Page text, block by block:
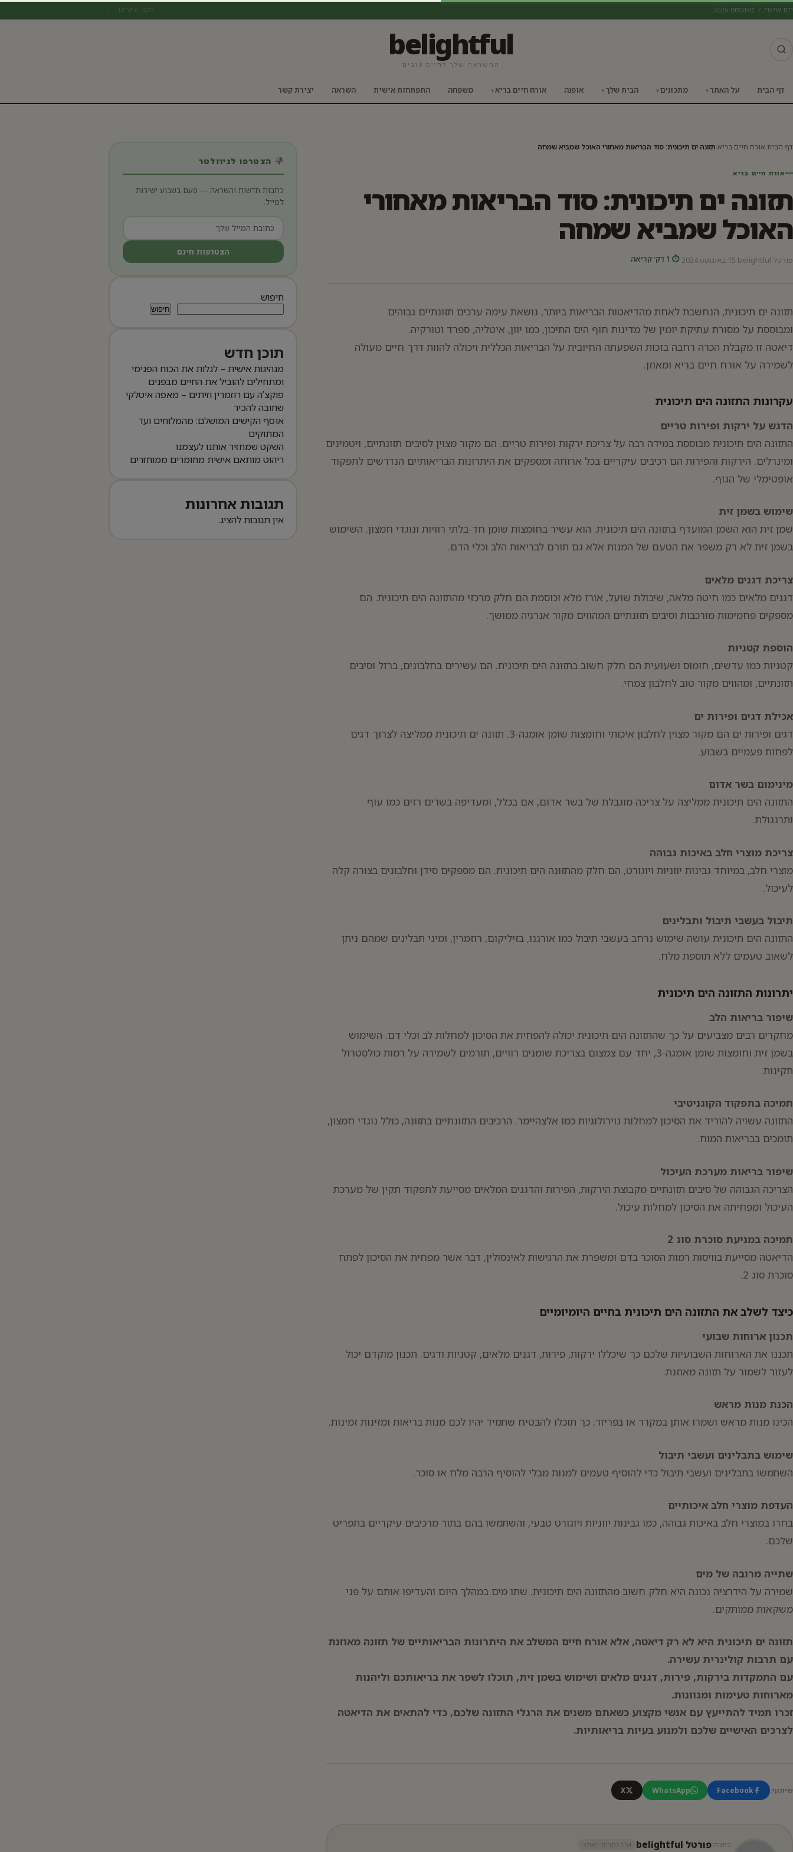
יום שישי, 7 באוגוסט 2026 עקבו אחרינו
belightful
ההשראה שלך לחיים טובים
דף הבית על האתר מתכונים הבית שלך אופנה אורח חיים בריא משפחה התפתחות אישית השראה יצירת קשר אורח חיים בריא
דף הבית אורח חיים בריא תזונה ים תיכונית: סוד הבריאות מאחורי האוכל שמביא שמחה
אורח חיים בריא
תזונה ים תיכונית: סוד הבריאות מאחורי
האוכל שמביא שמחה
פורטל belightful 15 באוגוסט 2024 ⏱ 1 דק׳ קריאה
תזונה ים תיכונית, הנחשבת לאחת מהדיאטות הבריאות ביותר, נושאת עימה ערכים תזונתיים גבוהים
ומבוססת על מסורת עתיקת יומין של מדינות חוף הים התיכון, כמו יוון, איטליה, ספרד וטורקיה.
דיאטה זו מקבלת הכרה רחבה בזכות השפעתה החיובית על הבריאות הכללית ויכולה להוות דרך חיים מעולה
לשמירה על אורח חיים בריא ומאוזן.
עקרונות התזונה הים תיכונית
הדגש על ירקות ופירות טריים
התזונה הים תיכונית מבוססת במידה רבה על צריכת ירקות ופירות טריים. הם מקור מצוין לסיבים תזונתיים, ויטמינים
ומינרלים. הירקות והפירות הם רכיבים עיקריים בכל ארוחה ומספקים את היתרונות הבריאותיים הנדרשים לתפקוד
אופטימלי של הגוף.
שימוש בשמן זית
שמן זית הוא השמן המועדף בתזונה הים תיכונית. הוא עשיר בחומצות שומן חד-בלתי רוויות ונוגדי חמצון. השימוש
בשמן זית לא רק משפר את הטעם של המנות אלא גם תורם לבריאות הלב וכלי הדם.
צריכת דגנים מלאים
דגנים מלאים כמו חיטה מלאה, שיבולת שועל, אורז מלא וכוסמת הם חלק מרכזי מהתזונה הים תיכונית. הם
מספקים פחמימות מורכבות וסיבים תזונתיים המהווים מקור אנרגיה ממושך.
הוספת קטניות
קטניות כמו עדשים, חומוס ושעועית הם חלק חשוב בתזונה הים תיכונית. הם עשירים בחלבונים, ברזל וסיבים
תזונתיים, ומהווים מקור טוב לחלבון צמחי.
אכילת דגים ופירות ים
דגים ופירות ים הם מקור מצוין לחלבון איכותי וחומצות שומן אומגה-3. תזונה ים תיכונית ממליצה לצרוך דגים
לפחות פעמיים בשבוע.
מינימום בשר אדום
התזונה הים תיכונית ממליצה על צריכה מוגבלת של בשר אדום, אם בכלל, ומעדיפה בשרים רזים כמו עוף
ותרנגולת.
צריכת מוצרי חלב באיכות גבוהה
מוצרי חלב, במיוחד גבינות יווניות ויוגורט, הם חלק מהתזונה הים תיכונית. הם מספקים סידן וחלבונים בצורה קלה
לעיכול.
תיבול בעשבי תיבול ותבלינים
התזונה הים תיכונית עושה שימוש נרחב בעשבי תיבול כמו אורגנו, בזיליקום, רוזמרין, ומיני תבלינים שמהם ניתן
לשאוב טעמים ללא תוספת מלח.
יתרונות התזונה הים תיכונית
שיפור בריאות הלב
מחקרים רבים מצביעים על כך שהתזונה הים תיכונית יכולה להפחית את הסיכון למחלות לב וכלי דם. השימוש
בשמן זית וחומצות שומן אומגה-3, יחד עם צמצום בצריכת שומנים רוויים, תורמים לשמירה על רמות כולסטרול
תקינות.
תמיכה בתפקוד הקוגניטיבי
התזונה עשויה להוריד את הסיכון למחלות נוירולוגיות כמו אלצהיימר. הרכיבים התזונתיים בתזונה, כולל נוגדי חמצון,
תומכים בבריאות המוח.
שיפור בריאות מערכת העיכול
הצריכה הגבוהה של סיבים תזונתיים מקבוצת הירקות, הפירות והדגנים המלאים מסייעת לתפקוד תקין של מערכת
העיכול ומפחיתה את הסיכון למחלות עיכול.
תמיכה במניעת סוכרת סוג 2
הדיאטה מסייעת בוויסות רמות הסוכר בדם ומשפרת את הרגישות לאינסולין, דבר אשר מפחית את הסיכון לפתח
סוכרת סוג 2.
כיצד לשלב את התזונה הים תיכונית בחיים היומיומיים
תכנון ארוחות שבועי
תכננו את הארוחות השבועיות שלכם כך שיכללו ירקות, פירות, דגנים מלאים, קטניות ודגים. תכנון מוקדם יכול
לעזור לשמור על תזונה מאוזנת.
הכנת מנות מראש
הכינו מנות מראש ושמרו אותן במקרר או בפריזר. כך תוכלו להבטיח שתמיד יהיו לכם מנות בריאות ומזינות זמינות.
שימוש בתבלינים ועשבי תיבול
השתמשו בתבלינים ועשבי תיבול כדי להוסיף טעמים למנות מבלי להוסיף הרבה מלח או סוכר.
העדפת מוצרי חלב איכותיים
בחרו במוצרי חלב באיכות גבוהה, כמו גבינות יווניות ויוגורט טבעי, והשתמשו בהם בתור מרכיבים עיקריים בתפריט
שלכם.
שתייה מרובה של מים
שמירה על הידרציה נכונה היא חלק חשוב מהתזונה הים תיכונית. שתו מים במהלך היום והעדיפו אותם על פני
משקאות ממותקים.
תזונה ים תיכונית היא לא רק דיאטה, אלא אורח חיים המשלב את היתרונות הבריאותיים של תזונה מאוזנת
עם תרבות קולינרית עשירה.
עם התמקדות בירקות, פירות, דגנים מלאים ושימוש בשמן זית, תוכלו לשפר את בריאותכם וליהנות
מארוחות טעימות ומגוונות.
זכרו תמיד להתייעץ עם אנשי מקצוע כשאתם משנים את הרגלי התזונה שלכם, כדי להתאים את הדיאטה
לצרכים האישיים שלכם ולמנוע בעיות בריאותיות.
שיתוף: Facebook
WhatsApp
X
כתבה:פורטל belightful 154 כתבות באתר
הצטרפו לניוזלטר
כתבות חדשות והשראה — פעם בשבוע ישירות
למייל.
הצטרפות חינם
חיפוש
חיפוש
תוכן חדש
מנהיגות אישית – לגלות את הכוח הפנימי
ומתחילים להוביל את החיים מבפנים
פוקצ’ה עם רוזמרין וזיתים – מאפה איטלקי
שחובה להכיר
אוסף הקישים המושלם: מהמלוחים ועד
המתוקים
השקט שמחזיר אותנו לעצמנו
ריהוט מותאם אישית מחומרים ממוחזרים
תגובות אחרונות
אין תגובות להציג.